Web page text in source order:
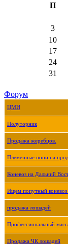
П
3
10
17
24
31
Форум
ЦМИ
Полуторник
Продажа жеребцов.
Племенные пони на
Коневоз на Дальний
Ищем попутный
продажа лошадей
Профессиональный
Продажа ЧК лошадей